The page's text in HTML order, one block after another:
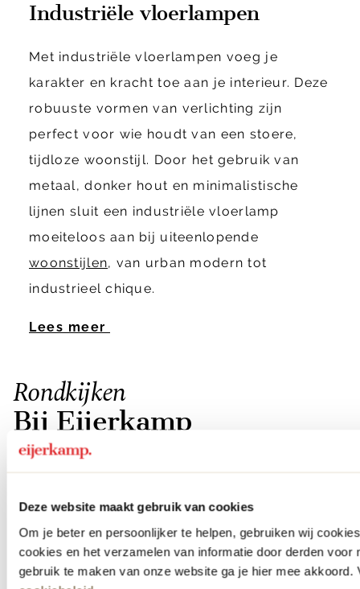
Deze website maakt gebruik van cookies
Om je beter en persoonlijker te helpen, gebruiken wij
cookies en het verzamelen van informatie door derden voor
gebruik te maken van onze website ga je hier mee akkoord.
Industriële vloerlampen
Met industriële vloerlampen voeg je
karakter en kracht toe aan je interieur. Deze
robuuste vormen van verlichting zijn
perfect voor wie houdt van een stoere,
tijdloze woonstijl. Door het gebruik van
metaal, donker hout en minimalistische
lijnen sluit een industriële vloerlamp
moeiteloos aan bij uiteenlopende
woonstijlen, van urban modern tot
industrieel chique.
Lees meer
Rondkijken
Bij Eijerkamp